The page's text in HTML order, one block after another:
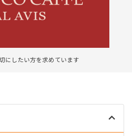
にしたい方を求めています